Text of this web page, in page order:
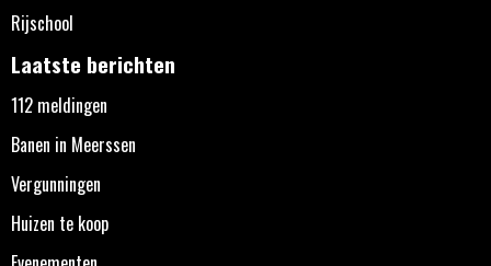
Rijschool
Laatste berichten
112 meldingen
Banen in Meerssen
Vergunningen
Huizen te koop